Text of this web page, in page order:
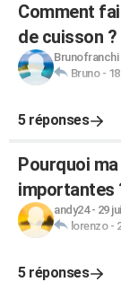
Comment
de cuisson ?
Brunofranchi
Bruno-
5 réponses
Pourquoi
importantes
andy24- 29
lorenzo-
5 réponses